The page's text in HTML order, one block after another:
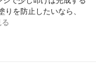
を防止したいなら、